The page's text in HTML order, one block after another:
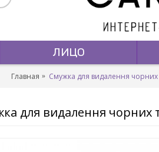
ЛИЦО
Главная Смужка для видалення чорних
для видалення чорних